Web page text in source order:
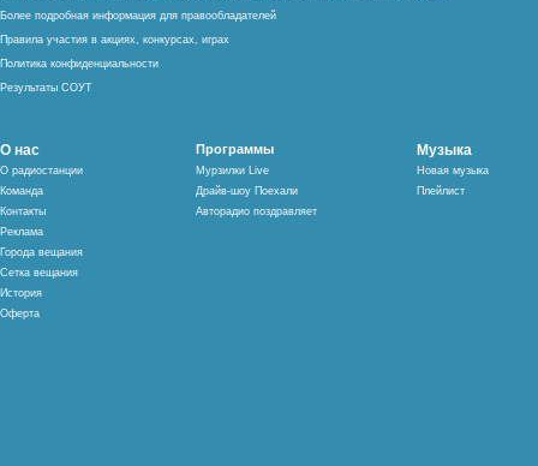
Более подробная информация для правообладателей
Правила участия в акциях, конкурсах, играх
Политика конфиденциальности
Результаты СОУТ
О нас
О радиостанции
Команда
Контакты
Реклама
Города вещания
Сетка вещания
История
Оферта
Программы
Мурзилки Live
Драйв-шоу Поехали
Авторадио поздравляет
Музыка
Новая музыка
Плейлист